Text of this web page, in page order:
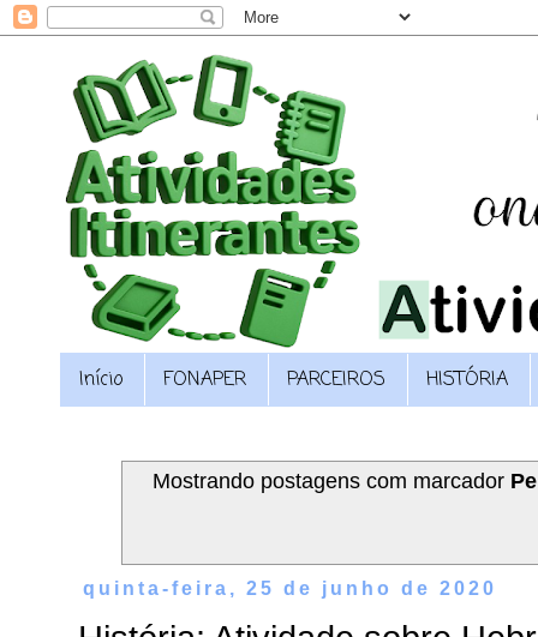
Início FONAPER PARCEIROS HISTÓRIA
Mostrando postagens com marcador
quinta-feira, 25 de junho de 2020